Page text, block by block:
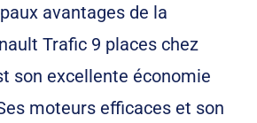
avantages de la
Trafic 9 places chez
son excellente économie
moteurs efficaces et son